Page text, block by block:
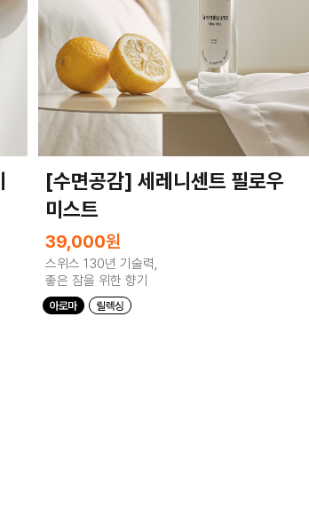
[수면공감] 세레니센트 필로우
미스트
39,000원
스위스 130년 기술력,
좋은 잠을 위한 향기